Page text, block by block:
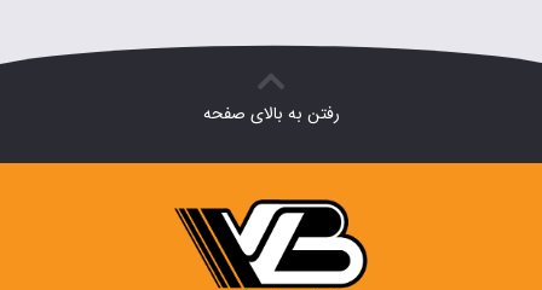
رفتن به بالای صفحه